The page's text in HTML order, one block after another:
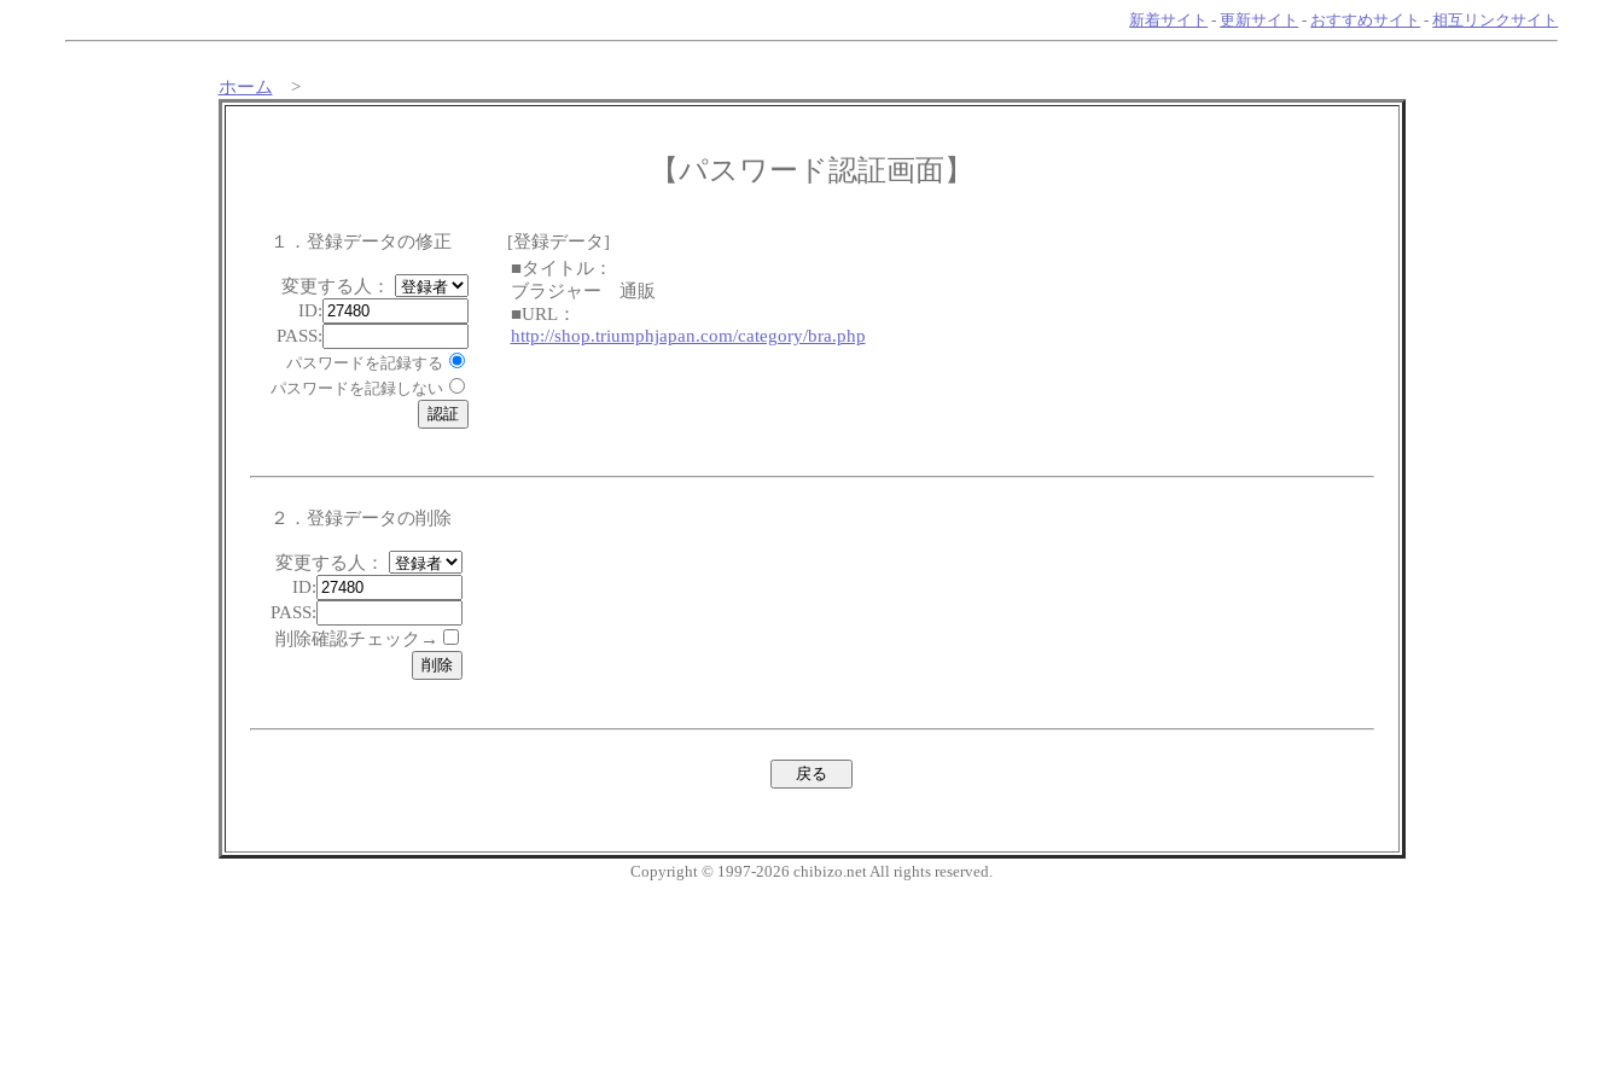
新着サイト -更新サイト - おすすめサイト -相互リンクサイト
ホーム >
【パスワード認証画面】
１．登録データの修正
変更する人：
ID:
PASS:
パスワードを記録する
パスワードを記録しない
[登録データ]
■タイトル：
ブラジャー 通販
■URL：
http://shop.triumphjapan.com/category/bra.php
２．登録データの削除
変更する人：
ID:
PASS:
削除確認チェック→
Copyright © 1997-2026 chibizo.net All rights reserved.